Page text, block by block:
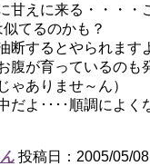
甘えに来る・・・・
てるのかも？
断するとやられます
腹が育っているのも
ゃありませ～ん）
だよ････順調によく
投稿日：2005/05/